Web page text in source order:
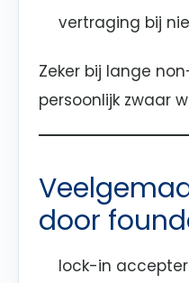
vertraging bij
Zeker bij lange
persoonlijk zwaar
door
lock-in